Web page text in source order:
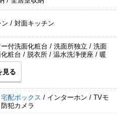
/ 対面キッチン
付洗面化粧台 / 洗面所独立 / 洗面
粧台 / 脱衣所 / 温水洗浄便座 / 暖
見る
宅配ボックス / インターホン / TVモ
犯カメラ